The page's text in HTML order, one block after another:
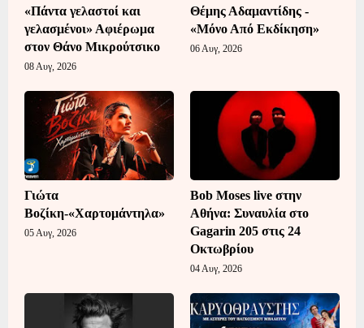
«Πάντα γελαστοί και
γελασμένοι» Αφιέρωμα
στον Θάνο Μικρούτσικο
08 Αυγ, 2026
Θέμης Αδαμαντίδης -
«Μόνο Από Εκδίκηση»
06 Αυγ, 2026
Γιώτα
Βοζίκη-«Χαρτομάντηλα»
05 Αυγ, 2026
Bob Moses live στην
Αθήνα: Συναυλία στο
Gagarin 205 στις 24
Οκτωβρίου
04 Αυγ, 2026